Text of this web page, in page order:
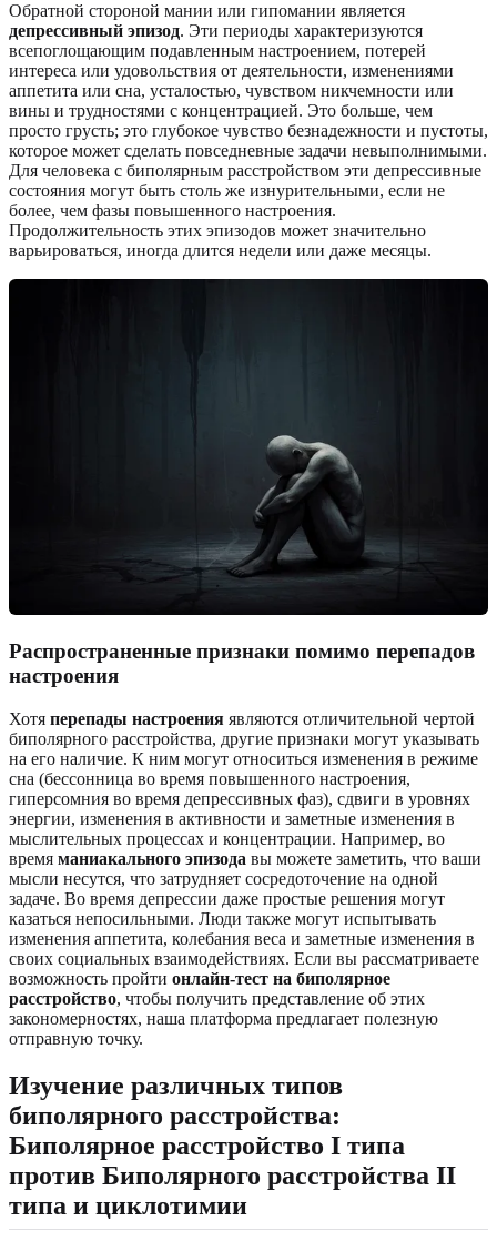
Обратной стороной мании или гипомании является
депрессивный эпизод. Эти периоды характеризуются
всепоглощающим подавленным настроением, потерей
интереса или удовольствия от деятельности, изменениями
аппетита или сна, усталостью, чувством никчемности или
вины и трудностями с концентрацией. Это больше, чем
просто грусть; это глубокое чувство безнадежности и пустоты,
которое может сделать повседневные задачи невыполнимыми.
Для человека с биполярным расстройством эти депрессивные
состояния могут быть столь же изнурительными, если не
более, чем фазы повышенного настроения.
Продолжительность этих эпизодов может значительно
варьироваться, иногда длится недели или даже месяцы.
Распространенные признаки помимо перепадов
настроения
Хотя перепады настроения являются отличительной чертой
биполярного расстройства, другие признаки могут указывать
на его наличие. К ним могут относиться изменения в режиме
сна (бессонница во время повышенного настроения,
гиперсомния во время депрессивных фаз), сдвиги в уровнях
энергии, изменения в активности и заметные изменения в
мыслительных процессах и концентрации. Например, во
время маниакального эпизода вы можете заметить, что ваши
мысли несутся, что затрудняет сосредоточение на одной
задаче. Во время депрессии даже простые решения могут
казаться непосильными. Люди также могут испытывать
изменения аппетита, колебания веса и заметные изменения в
своих социальных взаимодействиях. Если вы рассматриваете
возможность пройти онлайн-тест на биполярное
расстройство, чтобы получить представление об этих
закономерностях, наша платформа предлагает полезную
отправную точку.
Изучение различных типов
биполярного расстройства:
Биполярное расстройство I типа
против Биполярного расстройства II
типа и циклотимии